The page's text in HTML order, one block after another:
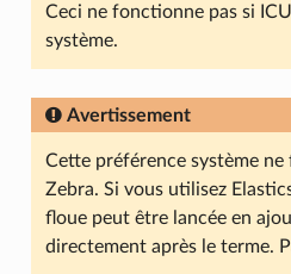
Ceci ne fonctionne pas si
système.
Avertissement
Cette préférence système ne
Zebra. Si vous utilisez
floue peut être lancée en
directement après le terme.